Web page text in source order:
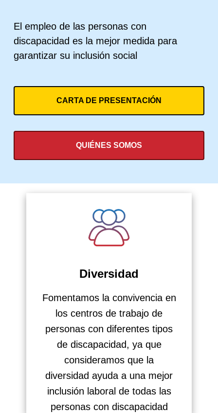
El empleo de las personas con
discapacidad es la mejor medida para
garantizar su inclusión social
CARTA DE PRESENTACIÓN
QUIÉNES SOMOS
Diversidad
Fomentamos la convivencia en
los centros de trabajo de
personas con diferentes tipos
de discapacidad, ya que
consideramos que la
diversidad ayuda a una mejor
inclusión laboral de todas las
personas con discapacidad